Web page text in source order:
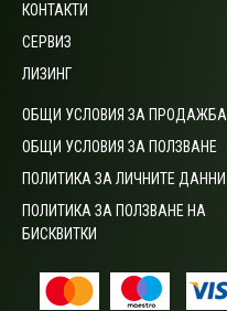
КОНТАКТИ
СЕРВИЗ
ЛИЗИНГ
ОБЩИ УСЛОВИЯ ЗА ПРОДАЖБА
ОБЩИ УСЛОВИЯ ЗА ПОЛЗВАНЕ
ПОЛИТИКА ЗА ЛИЧНИТЕ ДАННИ
ПОЛИТИКА ЗА ПОЛЗВАНЕ НА
БИСКВИТКИ